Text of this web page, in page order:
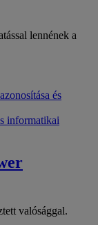
lennének a
és
informatikai
valósággal.